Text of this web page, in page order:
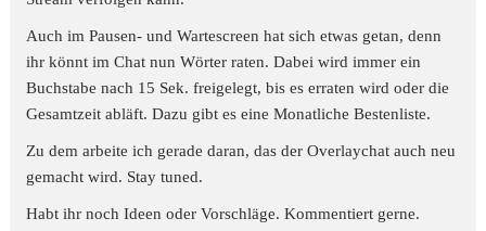
Auch im Pausen- und Wartescreen hat sich etwas getan, denn
ihr könnt im Chat nun Wörter raten. Dabei wird immer ein
Buchstabe nach 15 Sek. freigelegt, bis es erraten wird oder die
Gesamtzeit abläft. Dazu gibt es eine Monatliche Bestenliste.
Zu dem arbeite ich gerade daran, das der Overlaychat auch neu
gemacht wird. Stay tuned.
Habt ihr noch Ideen oder Vorschläge. Kommentiert gerne.